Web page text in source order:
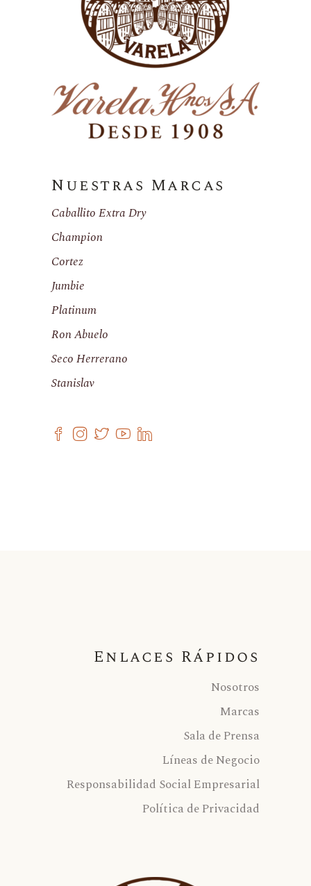
Nuestras Marcas
Caballito Extra Dry
Champion
Cortez
Jumbie
Platinum
Ron Abuelo
Seco Herrerano
Stanislav
Enlaces Rápidos
Nosotros
Marcas
Sala de Prensa
Líneas de Negocio
Responsabilidad Social Empresarial
Política de Privacidad